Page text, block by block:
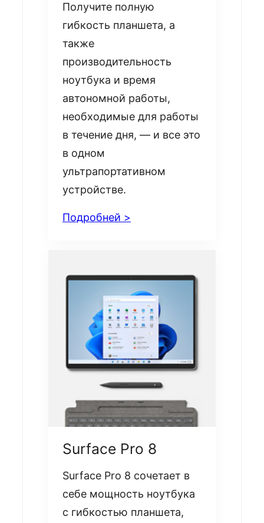
Получите полную
гибкость планшета, а
также
производительность
ноутбука и время
автономной работы,
необходимые для работы
в течение дня, — и все это
в одном
ультрапортативном
устройстве.
Подробней >
Surface Pro 8
Surface Pro 8 сочетает в
себе мощность ноутбука
с гибкостью планшета,